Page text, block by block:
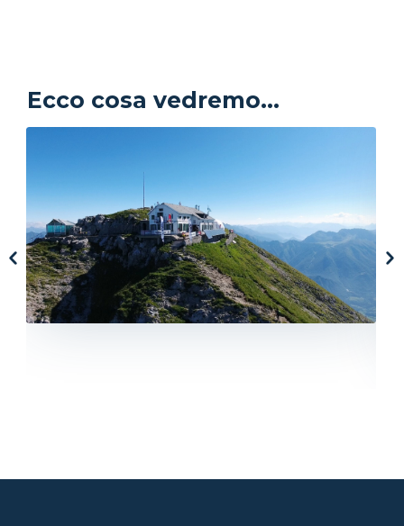
Ecco cosa vedremo...